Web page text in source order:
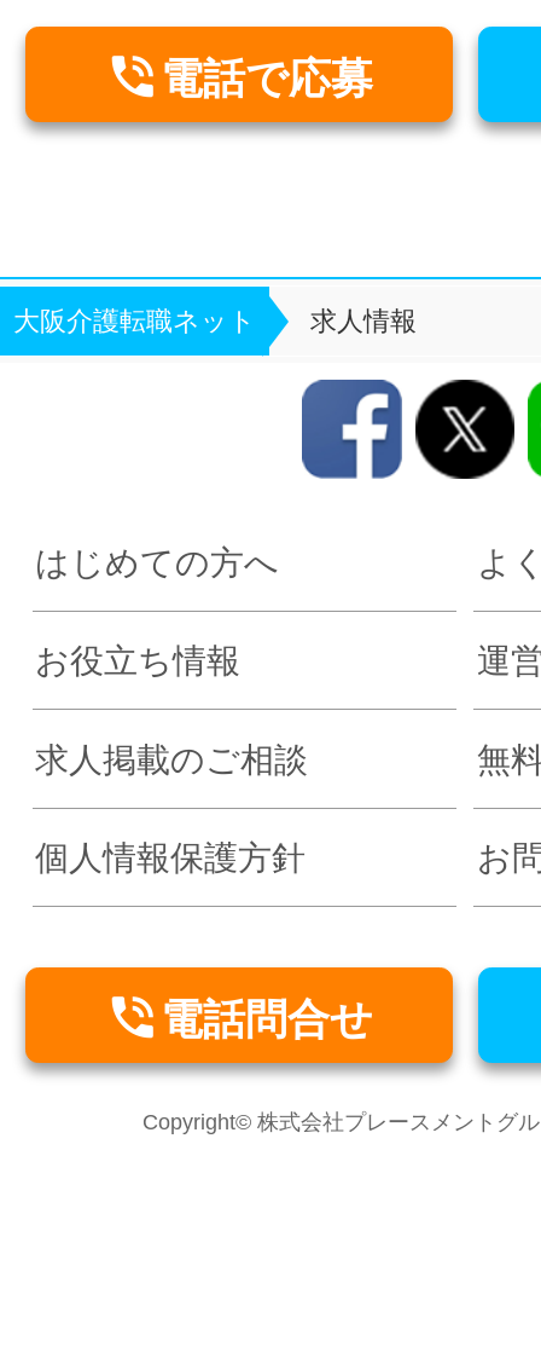
 電話で応募
大阪介護転職ネット 求人情報
はじめての方へ よ
お役立ち情報 運
求人掲載のご相談 無
個人情報保護方針 お
 電話問合せ
Copyright© 株式会社プレースメントグ